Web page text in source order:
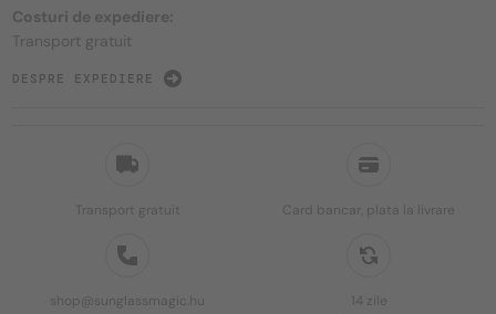
Transport gratuit Card bancar, plata la livrare
shop@sunglassmagic.hu
14 zile
Costuri de expediere:
Transport gratuit
DESPRE EXPEDIERE